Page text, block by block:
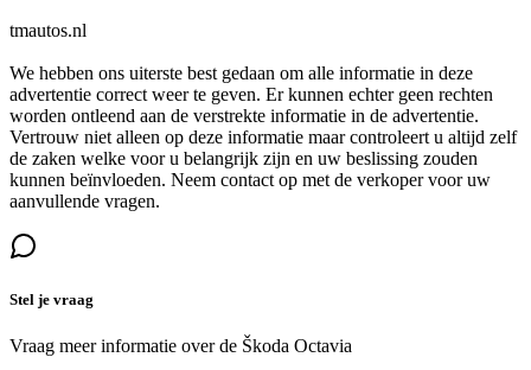
tmautos.nl
We hebben ons uiterste best gedaan om alle informatie in deze
advertentie correct weer te geven. Er kunnen echter geen rechten
worden ontleend aan de verstrekte informatie in de advertentie.
Vertrouw niet alleen op deze informatie maar controleert u altijd zelf
de zaken welke voor u belangrijk zijn en uw beslissing zouden
kunnen beïnvloeden. Neem contact op met de verkoper voor uw
aanvullende vragen.
Stel je vraag
Vraag meer informatie over de Škoda Octavia